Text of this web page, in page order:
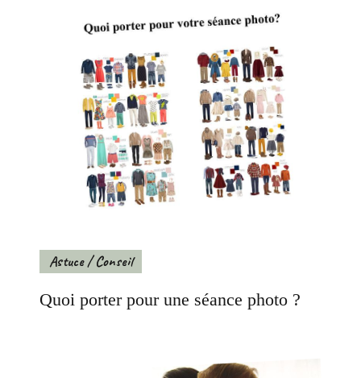
Astuce / Conseil
Quoi porter pour une séance photo ?